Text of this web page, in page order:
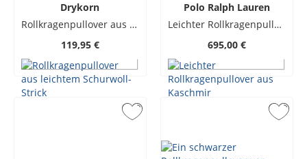
Drykorn
Rollkragenpullover aus leichtem Schurwoll-Strick
119,95 €
Polo Ralph Lauren
Leichter Rollkragenpullover aus Kaschmir
695,00 €